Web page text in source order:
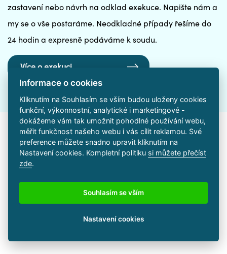
zastavení nebo návrh na odklad exekuce. Napište nám a
my se o vše postaráme. Neodkladné případy řešíme do
24 hodin a expresně podáváme k soudu.
Více o exekuci
Kontaktní
formulář
Informace o cookies
Kliknutím na Souhlasím se vším budou uloženy cookies
funkční, výkonnostní, analytické i marketingové -
dokážeme vám tak umožnit pohodlné používání webu,
měřit funkčnost našeho webu i vás cílit reklamou. Své
preference můžete snadno upravit kliknutím na
Nastavení cookies. Kompletní politiku si můžete přečíst
zde.
Souhlasím se vším
Nastavení cookies